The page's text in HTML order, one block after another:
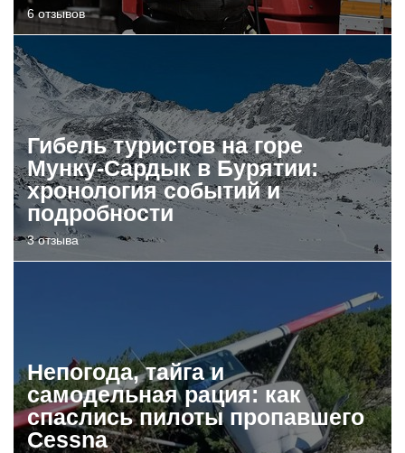
6 отзывов
Гибель туристов на горе
Мунку-Сардык в Бурятии:
хронология событий и
подробности
3 отзыва
Непогода, тайга и
самодельная рация: как
спаслись пилоты пропавшего
Cessna